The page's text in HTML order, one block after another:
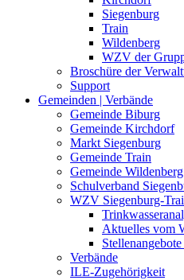
Siegenburg
Train
Wildenberg
WZV der
Broschüre der
Support
Gemeinden | Verbände
Gemeinde Biburg
Gemeinde Kirchdorf
Markt Siegenburg
Gemeinde Train
Gemeinde Wildenberg
Schulverband
WZV Siegenburg-
Aktuelles vom
Verbände
ILE-Zugehörigkeit